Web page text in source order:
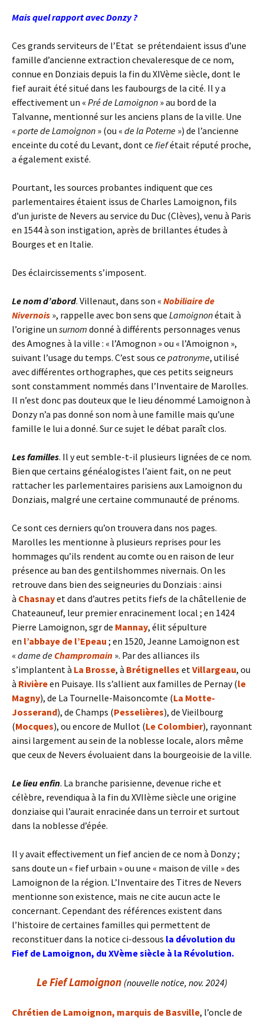
Mais quel rapport avec Donzy ?
Ces grands serviteurs de l’Etat se prétendaient issus d’une
famille d’ancienne extraction chevaleresque de ce nom,
connue en Donziais depuis la fin du XIVème siècle, dont le
fief aurait été situé dans les faubourgs de la cité. Il y a
effectivement un « Pré de Lamoignon » au bord de la
Talvanne, mentionné sur les anciens plans de la ville. Une
« porte de Lamoignon » (ou « de la Poterne ») de l’ancienne
enceinte du coté du Levant, dont ce fiefétait réputé proche,
a également existé.
Pourtant, les sources probantes indiquent que ces
parlementaires étaient issus de Charles Lamoignon, fils
d’un juriste de Nevers au service du Duc (Clèves), venu à Paris
en 1544 à son instigation, après de brillantes études à
Bourges et en Italie.
Des éclaircissements s’imposent.
Le nom d’abord. Villenaut, dans son « Nobiliaire de
Nivernois », rappelle avec bon sens que Lamoignonétait à
l’origine un surnom donné à différents personnages venus
des Amognes à la ville : « l’Amognon » ou « l’Amoignon »,
suivant l’usage du temps. C’est sous ce patronyme, utilisé
avec différentes orthographes, que ces petits seigneurs
sont constamment nommés dans l’Inventaire de Marolles.
Il n’est donc pas douteux que le lieu dénommé Lamoignon à
Donzy n’a pas donné son nom à une famille mais qu’une
famille le lui a donné. Sur ce sujet le débat paraît clos.
Les familles. Il y eut semble-t-il plusieurs lignées de ce nom.
Bien que certains généalogistes l’aient fait, on ne peut
rattacher les parlementaires parisiens aux Lamoignon du
Donziais, malgré une certaine communauté de prénoms.
Ce sont ces derniers qu’on trouvera dans nos pages.
Marolles les mentionne à plusieurs reprises pour les
hommages qu’ils rendent au comte ou en raison de leur
présence au ban des gentilshommes nivernais. On les
retrouve dans bien des seigneuries du Donziais : ainsi
à Chasnayet dans d’autres petits fiefs de la châtellenie de
Chateauneuf, leur premier enracinement local ; en 1424
Pierre Lamoignon, sgr de Mannay, élit sépulture
en l’abbaye de l’Epeau ; en 1520, Jeanne Lamoignon est
« dame de Champromain ». Par des alliances ils
s’implantent à La Brosse, à Brétignelles etVillargeau, ou
à Rivièreen Puisaye. Ils s’allient aux familles de Pernay (le
Magny), de La Tournelle-Maisoncomte (La Motte-
Josserand), de Champs (Pesselières), de Vieilbourg
(Mocques), ou encore de Mullot (Le Colombier), rayonnant
ainsi largement au sein de la noblesse locale, alors même
que ceux de Nevers évoluaient dans la bourgeoisie de la ville.
Le lieu enfin. La branche parisienne, devenue riche et
célèbre, revendiqua à la fin du XVIIème siècle une origine
donziaise qui l’aurait enracinée dans un terroir et surtout
dans la noblesse d’épée.
Il y avait effectivement un fief ancien de ce nom à Donzy ;
sans doute un « fief urbain » ou une « maison de ville » des
Lamoignon de la région. L’Inventaire des Titres de Nevers
mentionne son existence, mais ne cite aucun acte le
concernant. Cependant des références existent dans
l’histoire de certaines familles qui permettent de
reconstituer dans la notice ci-dessous la dévolution du
Fief de Lamoignon, du XVème siècle à la Révolution.
Le Fief Lamoignon (nouvelle notice, nov. 2024)
Chrétien de Lamoignon, marquis de Basville, l’oncle de